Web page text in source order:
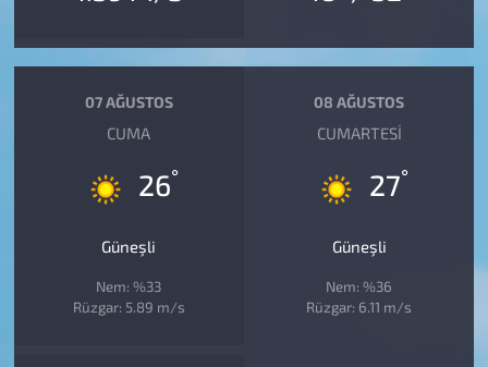
07 AĞUSTOS
CUMA
26°
Güneşli
Nem: %33
Rüzgar: 5.89 m/s
08 AĞUSTOS
CUMARTESI
27°
Güneşli
Nem: %36
Rüzgar: 6.11 m/s